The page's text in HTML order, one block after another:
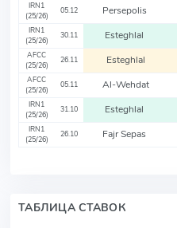
IRN1
(25/26)
05.12 Persepolis
IRN1
(25/26)
30.11 Esteghlal
AFCC
(25/26)
26.11 Esteghlal
AFCC
(25/26)
05.11 Al-Wehdat
IRN1
(25/26)
31.10 Esteghlal
IRN1
(25/26)
26.10 Fajr Sepas
ТАБЛИЦА СТАВОК